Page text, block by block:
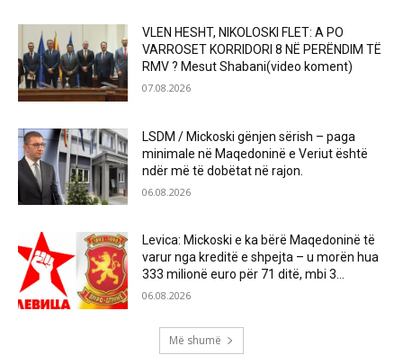
VLEN HESHT, NIKOLOSKI FLET: A PO
VARROSET KORRIDORI 8 NË PERËNDIM TË
RMV ? Mesut Shabani(video koment)
07.08.2026
LSDM / Mickoski gënjen sërish – paga
minimale në Maqedoninë e Veriut është
ndër më të dobëtat në rajon.
06.08.2026
Levica: Mickoski e ka bërë Maqedoninë të
varur nga kreditë e shpejta – u morën hua
333 milionë euro për 71 ditë, mbi 3...
06.08.2026
Më shumë